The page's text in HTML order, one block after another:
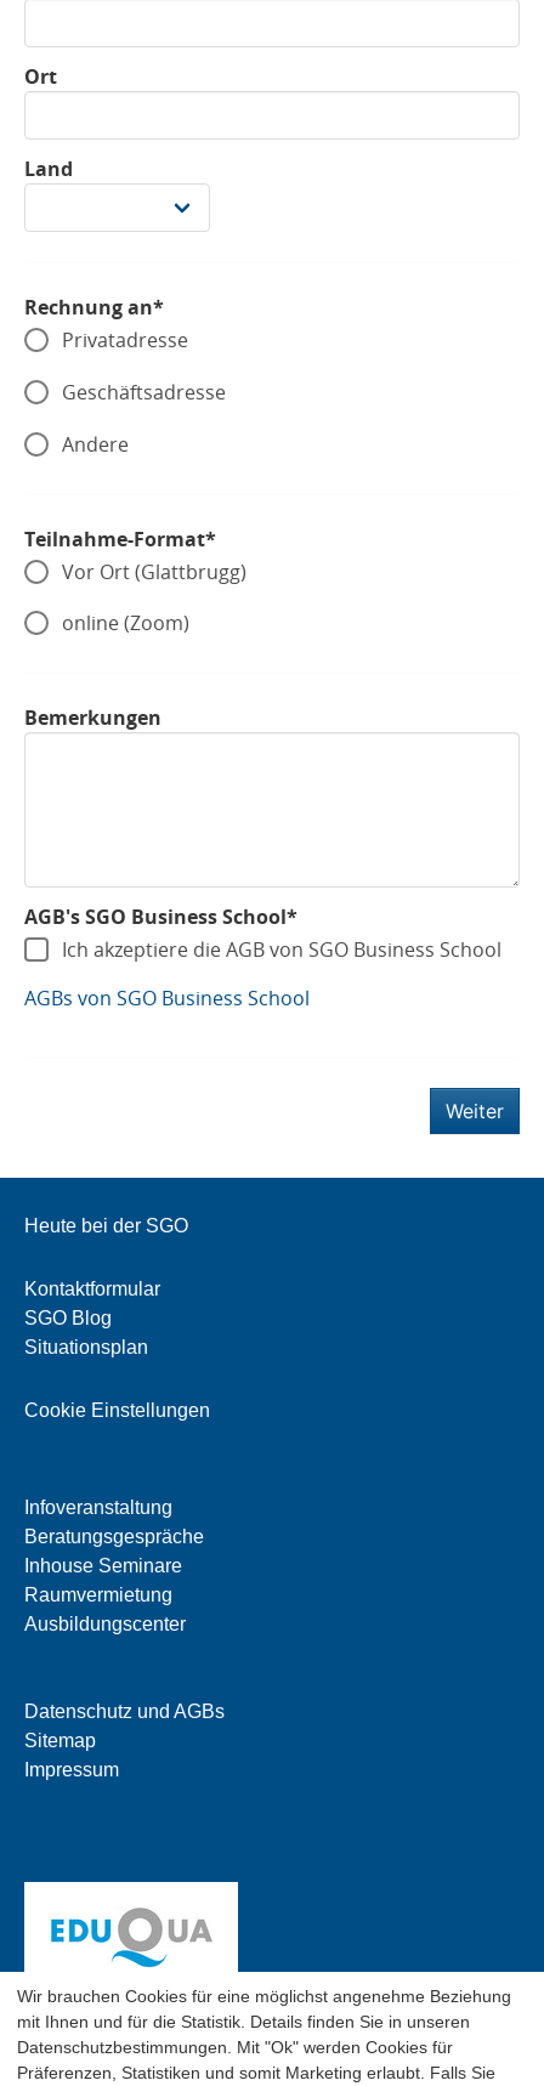
Ort
Land
Rechnung an*
Privatadresse
Geschäftsadresse
Andere
Teilnahme-Format*
Vor Ort (Glattbrugg)
online (Zoom)
Bemerkungen
AGB's SGO Business School*
Ich akzeptiere die AGB von SGO Business School
AGBs von SGO Business School
Weiter
Heute bei der SGO
Kontaktformular
SGO Blog
Situationsplan
Cookie Einstellungen
Infoveranstaltung
Beratungsgespräche
Inhouse Seminare
Raumvermietung
Ausbildungscenter
Datenschutz und AGBs
Sitemap
Impressum
Wir brauchen Cookies für eine möglichst angenehme Beziehung
mit Ihnen und für die Statistik. Details finden Sie in unseren
Datenschutzbestimmungen. Mit "Ok" werden Cookies für
Präferenzen, Statistiken und somit Marketing erlaubt. Falls Sie